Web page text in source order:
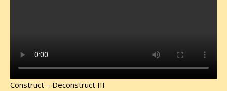
Construct – Deconstruct III